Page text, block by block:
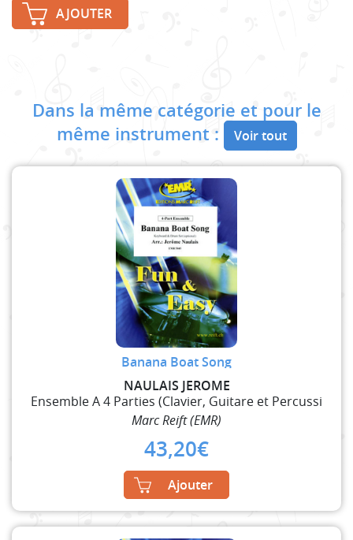
AJOUTER
Dans la même catégorie et pour le
même instrument :
Voir tout
Banana Boat Song
NAULAIS JEROME
Ensemble A 4 Parties (Clavier, Guitare et Percussi
Marc Reift (EMR)
43,20€
Ajouter